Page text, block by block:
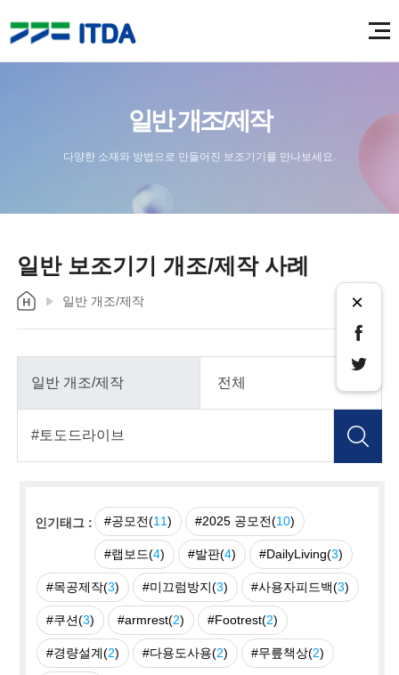
일반 개조/제작
다양한 소재와 방법으로 만들어진 보조기기를 만나보세요.
일반 보조기기 개조/제작 사례
일반 개조/제작 ×
인기태그 : #공모전(11) #2025 공모전(10)
#랩보드(4) #발판(4) #DailyLiving(3)
#목공제작(3) #미끄럼방지(3) #사용자피드백(3)
#쿠션(3) #armrest(2) #Footrest(2)
#경량설계(2) #다용도사용(2) #무릎책상(2)